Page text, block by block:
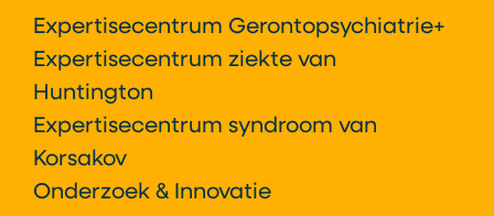
Expertisecentrum Gerontopsychiatrie+
Expertisecentrum ziekte van
Huntington
Expertisecentrum syndroom van
Korsakov
Onderzoek & Innovatie